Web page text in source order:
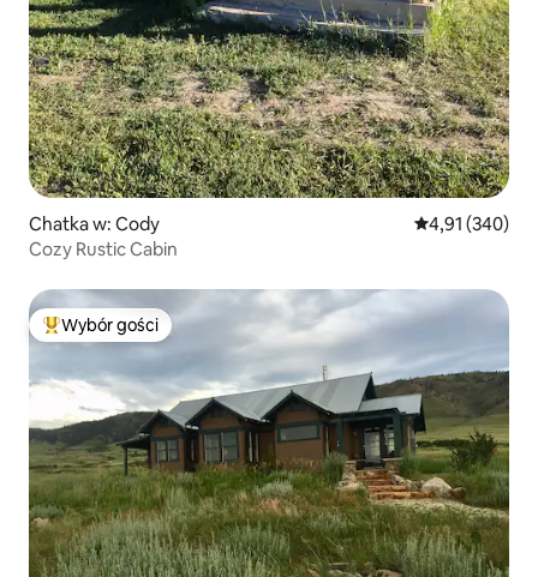
Chatka w: Cody Średnia
4,91 (340)
Cozy Rustic Cabin
Najpopularniejsze z kategorii Wybór gości
Wybór gości